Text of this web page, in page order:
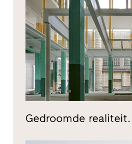
Gedroomde realiteit.